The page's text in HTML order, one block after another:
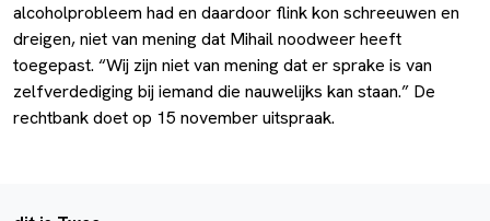
alcoholprobleem had en daardoor flink kon schreeuwen en
dreigen, niet van mening dat Mihail noodweer heeft
toegepast. “Wij zijn niet van mening dat er sprake is van
zelfverdediging bij iemand die nauwelijks kan staan.” De
rechtbank doet op 15 november uitspraak.